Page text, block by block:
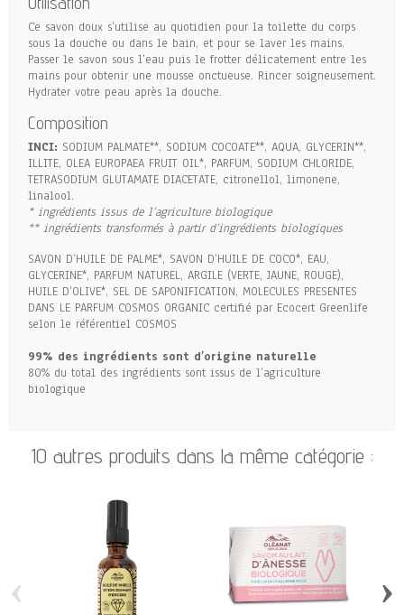
Ce savon doux s’utilise au quotidien pour la toilette du corps
sous la douche ou dans le bain, et pour se laver les mains.
Passer le savon sous l’eau puis le frotter délicatement entre les
mains pour obtenir une mousse onctueuse. Rincer soigneusement.
Hydrater votre peau après la douche.
Composition
INCI: SODIUM PALMATE**, SODIUM COCOATE**, AQUA, GLYCERIN**,
ILLITE, OLEA EUROPAEA FRUIT OIL*, PARFUM, SODIUM CHLORIDE,
TETRASODIUM GLUTAMATE DIACETATE, citronellol, limonene,
linalool.
* ingrédients issus de l’agriculture biologique
** ingrédients transformés à partir d’ingrédients biologiques
SAVON D’HUILE DE PALME*, SAVON D’HUILE DE COCO*, EAU,
GLYCERINE*, PARFUM NATUREL, ARGILE (VERTE, JAUNE, ROUGE),
HUILE D’OLIVE*, SEL DE SAPONIFICATION, MOLECULES PRESENTES
DANS LE PARFUM COSMOS ORGANIC certifié par Ecocert Greenlife
selon le référentiel COSMOS
99% des ingrédients sont d’origine naturelle
80% du total des ingrédients sont issus de l’agriculture
biologique
10 autres produits dans la même catégorie :
‹ ›